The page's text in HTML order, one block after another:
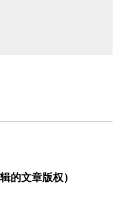
的文章版权）